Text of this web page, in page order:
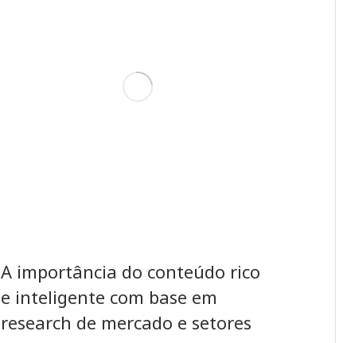
A importância do conteúdo rico
e inteligente com base em
research de mercado e setores